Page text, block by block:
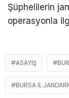
Şüphelilerin
operasyonla
ASAYIŞ
BURSA İL